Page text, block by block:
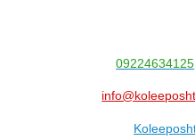
09224634125